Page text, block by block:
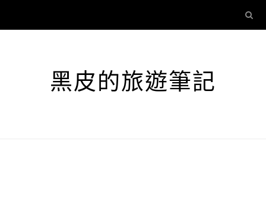
黑皮的旅遊筆記